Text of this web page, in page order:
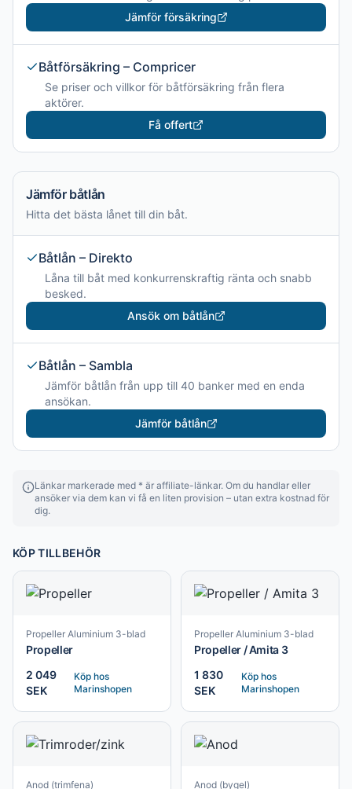
Jämför försäkring
Båtförsäkring – Compricer
Se priser och villkor för båtförsäkring från flera
aktörer.
Få offert
Jämför båtlån
Hitta det bästa lånet till din båt.
Båtlån – Direkto
Låna till båt med konkurrenskraftig ränta och snabb
besked.
Ansök om båtlån
Båtlån – Sambla
Jämför båtlån från upp till 40 banker med en enda
ansökan.
Jämför båtlån
Länkar markerade med * är affiliate-länkar. Om du handlar eller
ansöker via dem kan vi få en liten provision – utan extra kostnad för
dig.
KÖP TILLBEHÖR
Propeller Aluminium 3-blad
Propeller
2 049
SEK
Köp hos
Marinshopen
Propeller Aluminium 3-blad
Propeller / Amita 3
1 830
SEK
Köp hos
Marinshopen
Anod (trimfena) Anod (bygel)